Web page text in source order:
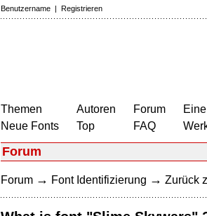
Benutzername | Registrieren
Themen
Neue Fonts
Autoren
Top
Forum
FAQ
Forum
Forum → Font Identifizierung → Zurück